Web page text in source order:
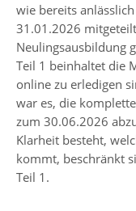
wie bereits
31.01.2026
Neulingsausbildung
Teil 1 beinhaltet die
online zu erledigen
war es, die
zum 30.06.2026
Klarheit besteht,
kommt, beschränkt
Teil 1.